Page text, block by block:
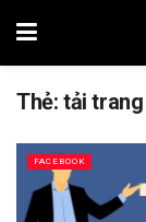
Thẻ:tải
FACEBOOK